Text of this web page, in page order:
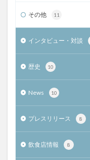
その他 11
インタビュー・対談
歴史 10
News 10
プレスリリース 8
飲食店情報 8